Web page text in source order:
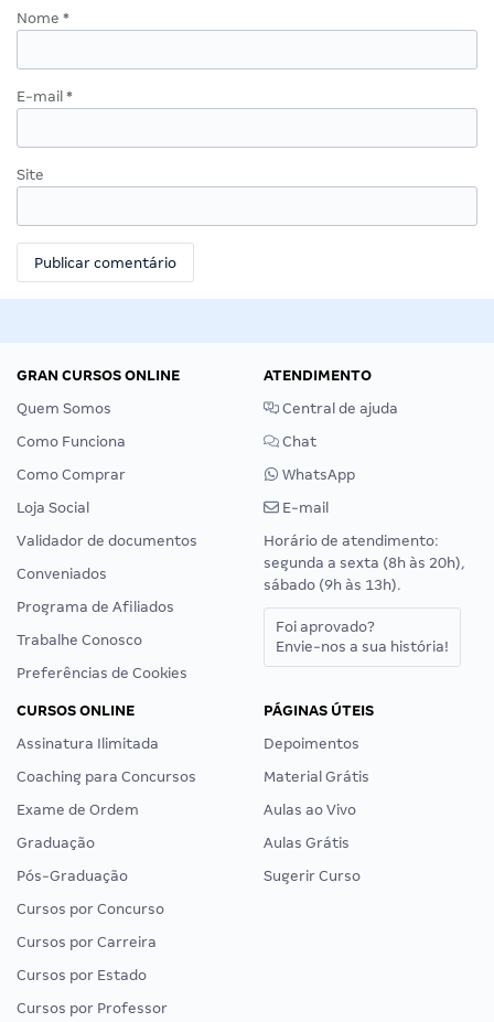
Nome *
E-mail *
Site
GRAN CURSOS ONLINE
Quem Somos
Como Funciona
Como Comprar
Loja Social
Validador de documentos
Conveniados
Programa de Afiliados
Trabalhe Conosco
Preferências de Cookies
ATENDIMENTO
Central de ajuda
Chat
WhatsApp
E-mail
Horário de atendimento:
segunda a sexta (8h às 20h),
sábado (9h às 13h).
Foi aprovado?
Envie-nos a sua história!
CURSOS ONLINE
Assinatura Ilimitada
Coaching para Concursos
Exame de Ordem
Graduação
Pós-Graduação
Cursos por Concurso
Cursos por Carreira
Cursos por Estado
Cursos por Professor
PÁGINAS ÚTEIS
Depoimentos
Material Grátis
Aulas ao Vivo
Aulas Grátis
Sugerir Curso